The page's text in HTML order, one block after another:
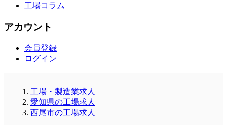
工場コラム
アカウント
会員登録
ログイン
工場・製造業求人
愛知県の工場求人
西尾市の工場求人